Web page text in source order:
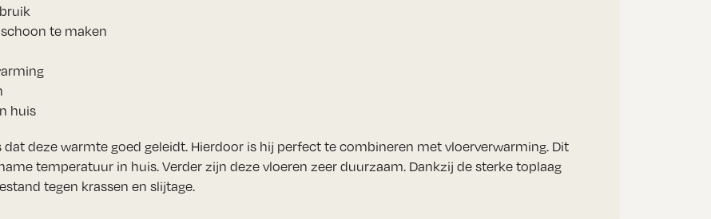
te maken
huis
dat deze warmte goed geleidt. Hierdoor is hij perfect te combineren met vloerverwarming. Dit
temperatuur in huis. Verder zijn deze vloeren zeer duurzaam. Dankzij de sterke toplaag
tegen krassen en slijtage.